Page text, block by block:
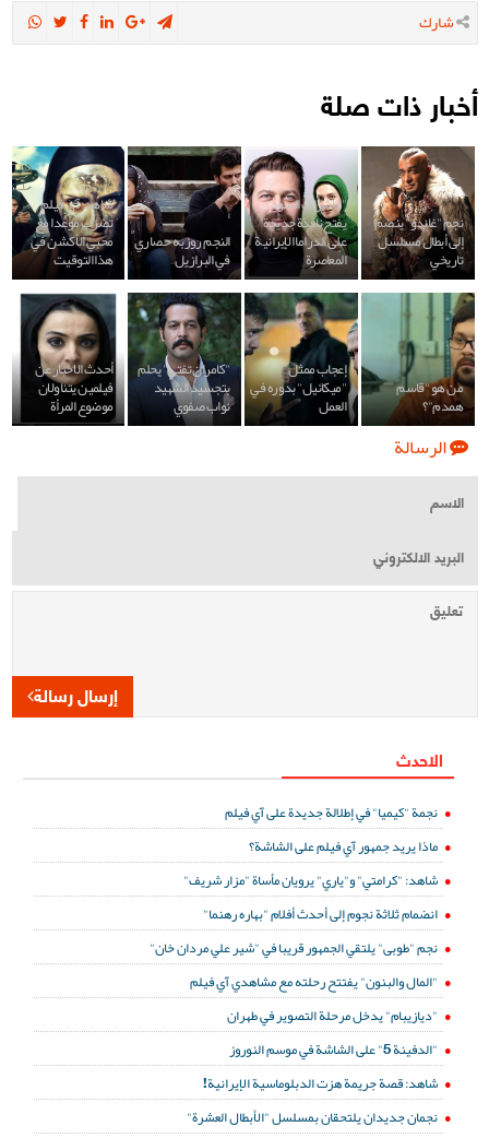
شارك
أخبار ذات صلة
نجم "غاندو" ينضم
إلى أبطال مسلسل
تاريخي
"الأشراف السود"
يفتح نافذة جديدة
على الدراما الإيرانية
المعاصرة
النجم روزبه حصاري
في البرازيل
شاهد: آي فيلم
تضرب موعدا مع
محبي الأكشن في
هذا التوقيت
من هو "قاسم
همدم"؟
إعجاب ممثل
"ميكائيل" بدوره في
العمل
"كامران تفتي" يحلم
بتجسيد الشهيد
نواب صفوي
أحدث الاخبار عن
فيلمين يتناولان
موضوع المرأة
الرسالة
إرسال رسالة
الاحدث
نجمة "كيميا" في إطلالة جديدة على آي فيلم
ماذا يريد جمهور آي فيلم على الشاشة؟
شاهد: "كرامتي" و"ياري" يرويان مأساة "مزار شريف"
انضمام ثلاثة نجوم إلى أحدث أفلام "بهاره رهنما"
نجم "طوبى" يلتقي الجمهور قريبا في "شير علي مردان خان"
"المال والبنون" يفتتح رحلته مع مشاهدي آي فيلم
"ديازيبام" يدخل مرحلة التصوير في طهران
"الدفينة 5" على الشاشة في موسم النوروز
شاهد: قصة جريمة هزت الدبلوماسية الإيرانية!
نجمان جديدان يلتحقان بمسلسل "الأبطال العشرة"